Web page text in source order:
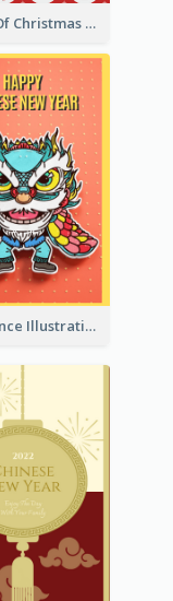
Magic Of Christmas Holidays Greeting Card
Lion Dance Illustration Photo Greeting Card